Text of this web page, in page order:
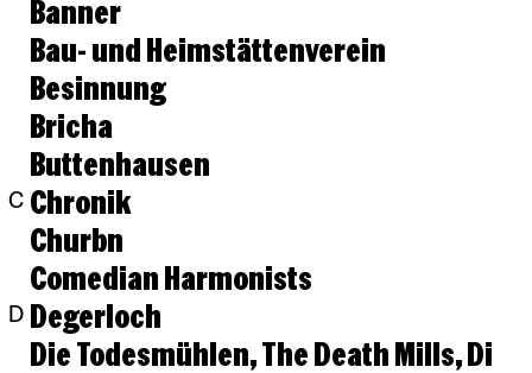
Banner
Bau- und Heimstättenverein
Besinnung
Bricha
Buttenhausen
C Chronik
Churbn
Comedian Harmonists
D Degerloch
Die Todesmühlen, The Death Mills, Di